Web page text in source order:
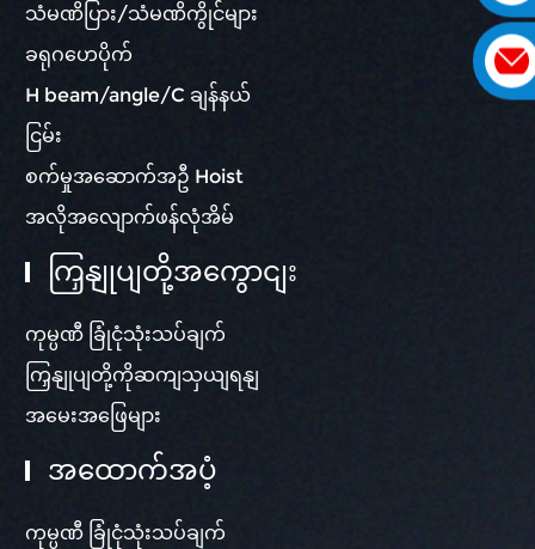
သံမဏိပြား/သံမဏိကွိုင်များ
ခရုဂဟေပိုက်
H beam/angle/C ချန်နယ်
ငြမ်း
စက်မှုအဆောက်အဦ Hoist
အလိုအလျောက်ဖန်လုံအိမ်
ကြှနျုပျတို့အကွောငျး
ကုမ္ပဏီ ခြုံငုံသုံးသပ်ချက်
ကြှနျုပျတို့ကိုဆကျသှယျရနျ
အမေးအဖြေများ
အထောက်အပံ့
ကုမ္ပဏီ ခြုံငုံသုံးသပ်ချက်